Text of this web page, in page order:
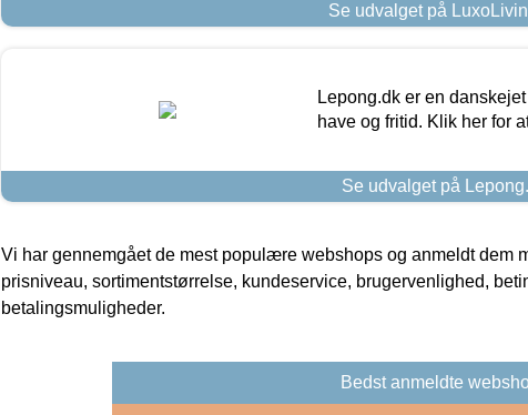
Se udvalget på
Lepong.dk er en
have og fritid. Klik her for
Se udvalget på
Vi har gennemgået de mest populære webshops og anmeldt dem
prisniveau, sortimentstørrelse, kundeservice, brugervenlighed,
betalingsmuligheder.
Bedst anmeldte